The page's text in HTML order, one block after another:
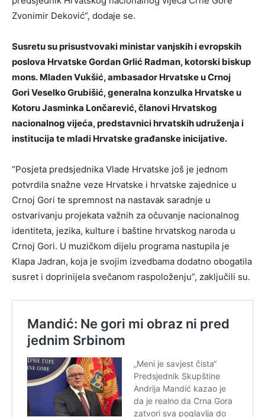
Zvonimir Deković”, dodaje se.
Susretu su prisustvovaki ministar vanjskih i evropskih
poslova Hrvatske Gordan Grlić Radman, kotorski biskup
mons. Mladen Vukšić, ambasador Hrvatske u Crnoj
Gori Veselko Grubišić, generalna konzulka Hrvatske u
Kotoru Jasminka Lončarević, članovi Hrvatskog
nacionalnog vijeća, predstavnici hrvatskih udruženja i
institucija te mladi Hrvatske građanske inicijative.
“Posjeta predsjednika Vlade Hrvatske još je jednom
potvrdila snažne veze Hrvatske i hrvatske zajednice u
Crnoj Gori te spremnost na nastavak saradnje u
ostvarivanju projekata važnih za očuvanje nacionalnog
identiteta, jezika, kulture i baštine hrvatskog naroda u
Crnoj Gori. U muzičkom dijelu programa nastupila je
Klapa Jadran, koja je svojim izvedbama dodatno obogatila
susret i doprinijela svečanom raspoloženju”, zaključili su.